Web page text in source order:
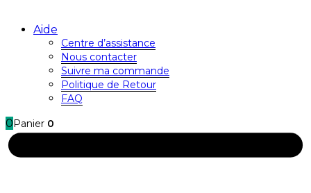
Aide
Centre d’assistance
Nous contacter
Suivre ma commande
Politique de Retour
FAQ
0 Panier 0